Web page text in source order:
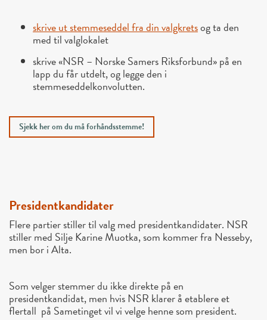
skrive ut stemmeseddel fra din valgkretsog ta den
med til valglokalet
skrive «NSR – Norske Samers Riksforbund» på en
lapp du får utdelt, og legge den i
stemmeseddelkonvolutten.
Sjekk her om du må forhåndsstemme!
Presidentkandidater
Flere partier stiller til valg med presidentkandidater. NSR
stiller med Silje Karine Muotka, som kommer fra Nesseby,
men bor i Alta.
Som velger stemmer du ikke direkte på en
presidentkandidat, men hvis NSR klarer å etablere et
flertall på Sametinget vil vi velge henne som president.